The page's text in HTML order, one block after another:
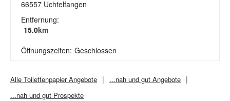
66557 Uchtelfangen
Entfernung:
15.0km
Öffnungszeiten: Geschlossen
Alle ToilettenpapierAngebote ...nah und gut Angebote
...nah und gut Prospekte